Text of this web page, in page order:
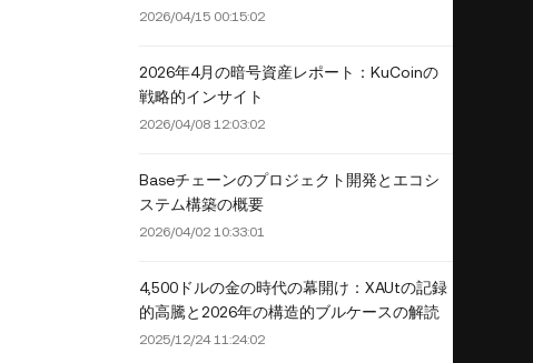
る7つの理由
2026/04/15 00:15:02
2026年4月の暗号資産レポート：KuCoinの
戦略的インサイト
2026/04/08 12:03:02
Baseチェーンのプロジェクト開発とエコシ
ステム構築の概要
2026/04/02 10:33:01
4,500ドルの金の時代の幕開け：XAUtの記録
的高騰と2026年の構造的ブルケースの解読
2025/12/24 11:24:02